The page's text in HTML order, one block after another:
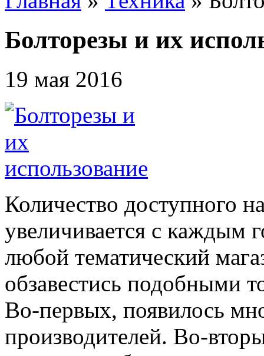
Болторезы и их
19 мая 2016
Количество доступного
увеличивается с каждым
любой тематический
обзавестись подобными
Во-первых, появилось
производителей. Во-